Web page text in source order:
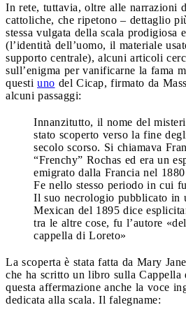
In rete, tuttavia, oltre alle narrazioni
cattoliche, che ripetono – dettaglio
stessa vulgata della scala prodigiosa
(l’identità dell’uomo, il materiale
supporto centrale), alcuni articoli
sull’enigma per vanificarne la fama
questi uno del Cicap, firmato da
alcuni passaggi:
Innanzitutto, il nome del
stato scoperto verso la fine
secolo scorso. Si chiamava
“Frenchy” Rochas ed era un
emigrato dalla Francia nel
Fe nello stesso periodo in cui
Il suo necrologio pubblicato in
Mexican del 1895 dice
tra le altre cose, fu l’autore
cappella di Loreto»
La scoperta è stata fatta da Mary
che ha scritto un libro sulla Cappella
questa affermazione anche la voce
dedicata alla scala. Il falegname: